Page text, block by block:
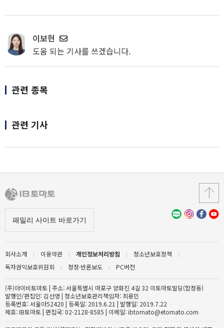
이보현
도움 되는 기사를 쓰겠습니다.
관련 종목
관련 기사
회사소개 이용약관 개인정보처리방침
청소년보호정책
독자권익보호위원회
정정·반론보도 PC버전
(주)아이비토마토 | 주소: 서울특별시 마포구 양화진 4길 32 이토마토빌딩(합정동)
발행인/편집인: 김선영 | 청소년보호관리책임자: 최용민
등록번호: 서울아52420 | 등록일: 2019.6.21 | 발행일: 2019.7.22
제호: IB토마토 | 편집국: 02-2128-8585 | 이메일: ibtomato@etomato.com